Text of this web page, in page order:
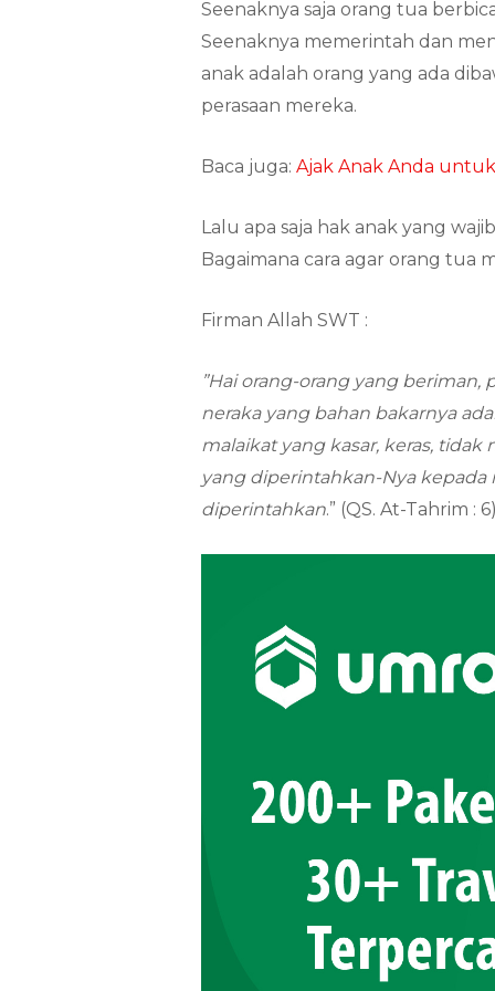
Seenaknya saja orang tua
Seenaknya memerintah dan
anak adalah orang yang ada
perasaan mereka.
Baca juga: Ajak Anak Anda
Lalu apa saja hak anak yang
Bagaimana cara agar orang tua
Firman Allah SWT :
”Hai orang-orang yang
neraka yang bahan bakarnya
malaikat yang kasar, keras,
yang diperintahkan-Nya
diperintahkan.” (QS. At-Tahrim :